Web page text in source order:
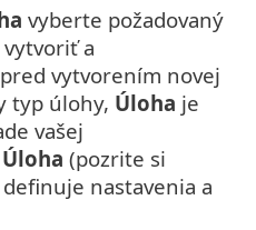
vyberte požadovaný
a
vytvorením novej
typ úlohy, Úloha je
vašej
Úloha (pozrite si
nastavenia a